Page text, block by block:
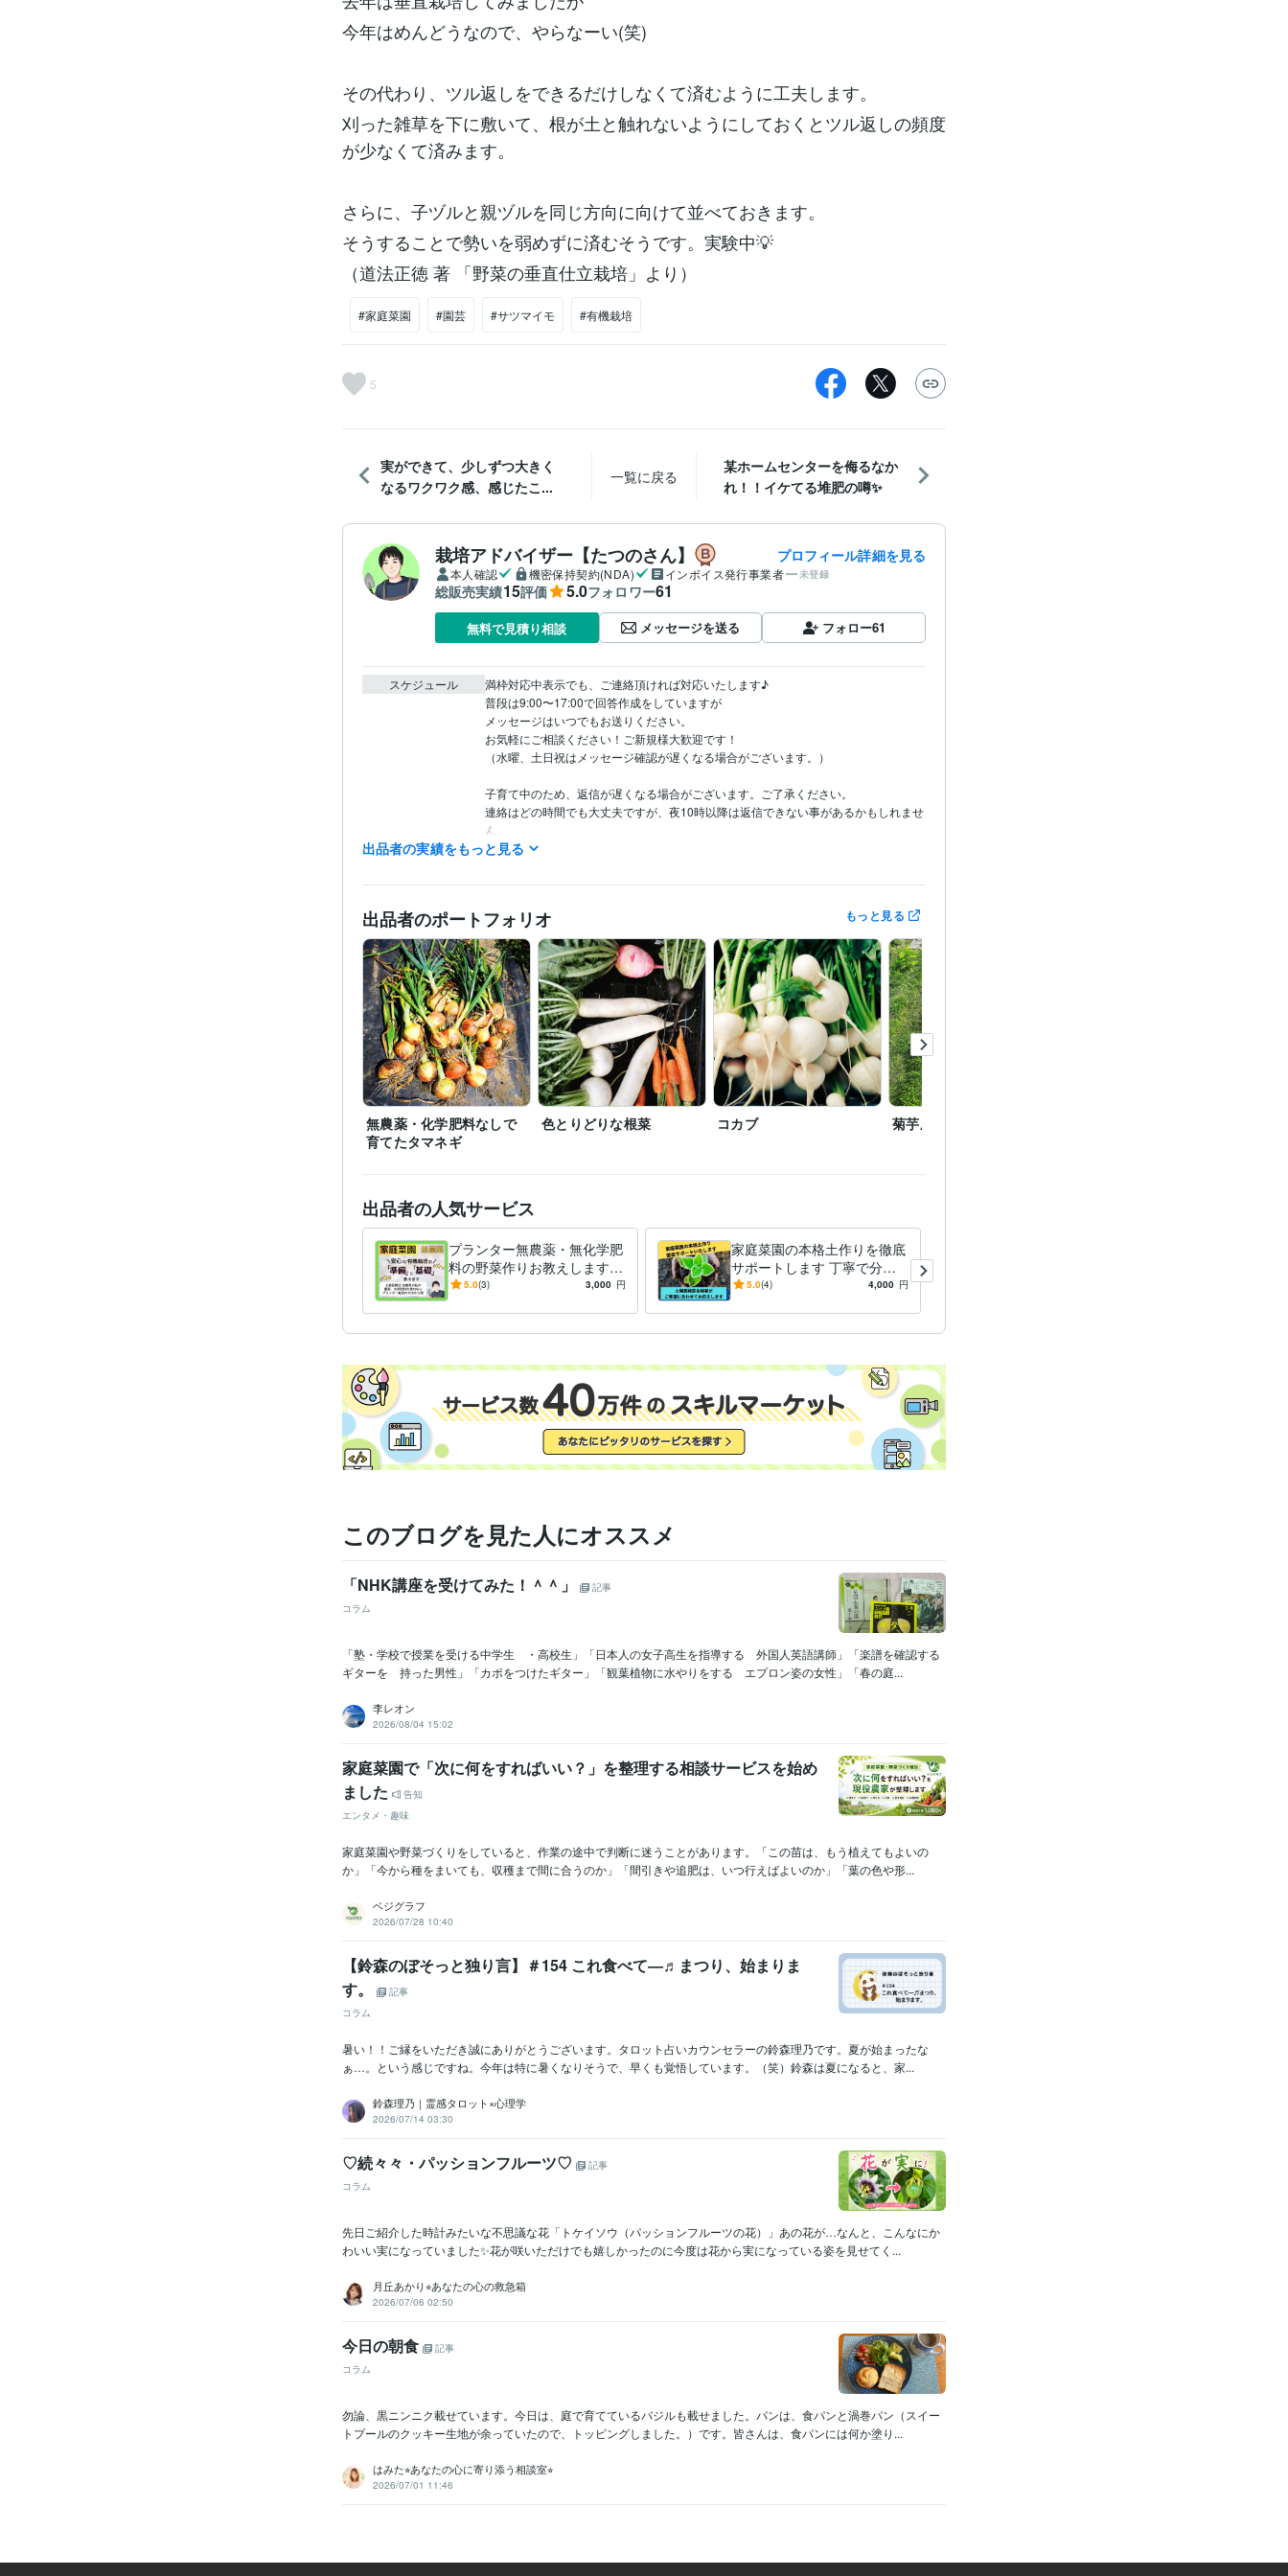
今年はめんどうなので、やらなーい(笑)
その代わり、ツル返しをできるだけしなくて済むように工夫します。
刈った雑草を下に敷いて、根が土と触れないようにしておくとツル返しの頻度
が少なくて済みます。
さらに、子ヅルと親ヅルを同じ方向に向けて並べておきます。
そうすることで勢いを弱めずに済むそうです。実験中💡
（道法正徳 著 「野菜の垂直仕立栽培」より）
#家庭菜園 #園芸 #サツマイモ #有機栽培
5
実ができて、少しずつ大きく
なるワクワク感、感じたこ...
一覧に戻る
某ホームセンターを侮るなか
れ！！イケてる堆肥の噂✨
栽培アドバイザー【たつのさん】 プロフィール詳細を見る
本人確認 機密保持契約(NDA) インボイス発行事業者 未登録
総販売実績15評価 5.0フォロワー61
無料で見積り相談 メッセージを送る フォロー61
スケジュール
満枠対応中表示でも、ご連絡頂ければ対応いたします♪
普段は9:00〜17:00で回答作成をしていますが
メッセージはいつでもお送りください。
お気軽にご相談ください！ご新規様大歓迎です！
（水曜、土日祝はメッセージ確認が遅くなる場合がございます。）
子育て中のため、返信が遅くなる場合がございます。ご了承ください。
連絡はどの時間でも大丈夫ですが、夜10時以降は返信できない事があるかもしれませ
ん。
よろしくお願い致します。
受賞歴 有機栽培はじめてみよう会　講師
資格・検定 マイクロソフト オフィス スペシャリスト（MOS） 取得年 : 2008年
情報処理技術者（基本情報技術者） 取得年 : 2010年
ドローン検定1級 取得年 : 2015年
プログラミング言
語・フレームワーク
C#:3年C#.NET:3年CSS:3年HTML:3年JavaScript:3年PL/SQL:13年SQL:13年
VBA:10年 ASP.NET:3年 jQuery:3年Windows Server:13年 オンプレミス:13年
Microsoft SQL Server:5年Oracle Database:10年Subversion:10年
得意分野 住まい・美容・生活相談 家庭菜園のお悩み相談 栽培の基礎 土作り入門
農業 家庭菜園 無農薬 アドバイス 土作り 野菜 プランター 有機栽培
相談
園芸
Javascript
出品者の実績をもっと見る
出品者のポートフォリオ もっと見る
無農薬・化学肥料なしで
育てたタマネギ
色とりどりな根菜 コカブ 菊芋成長途中
出品者の人気サービス
プランター無農薬・無化学肥
料の野菜作りお教えします
あなたの環境に合った優しい
5.0(3) 3,000 円
家庭菜園の本格土作りを徹底
サポートします 丁寧で分か
りやすく、音声による相談も
5.0(4) 4,000 円
このブログを見た人にオススメ
「NHK講座を受けてみた！＾＾」
記事
コラム
「塾・学校で授業を受ける中学生 ・高校生」「日本人の女子高生を指導する 外国人英語講師」「楽譜を確認する
ギターを 持った男性」「カポをつけたギター」「観葉植物に水やりをする エプロン姿の女性」「春の庭...
李レオン
2026/08/04 15:02
家庭菜園で「次に何をすればいい？」を整理する相談サービスを始め
ました
告知
エンタメ・趣味
家庭菜園や野菜づくりをしていると、作業の途中で判断に迷うことがあります。「この苗は、もう植えてもよいの
か」「今から種をまいても、収穫まで間に合うのか」「間引きや追肥は、いつ行えばよいのか」「葉の色や形...
ベジグラフ
2026/07/28 10:40
【鈴森のぼそっと独り言】＃154 これ食べて―♬まつり、始まりま
す。
記事
コラム
暑い！！ご縁をいただき誠にありがとうございます。タロット占いカウンセラーの鈴森理乃です。夏が始まったな
ぁ…。という感じですね。今年は特に暑くなりそうで、早くも覚悟しています。（笑）鈴森は夏になると、家...
鈴森理乃｜霊感タロット×心理学
2026/07/14 03:30
♡続々々・パッションフルーツ♡
記事
コラム
先日ご紹介した時計みたいな不思議な花「トケイソウ（パッションフルーツの花）」あの花が…なんと、こんなにか
わいい実になっていました✨花が咲いただけでも嬉しかったのに今度は花から実になっている姿を見せてく...
月丘あかり⭐︎あなたの心の救急箱
2026/07/06 02:50
今日の朝食
記事
コラム
勿論、黒ニンニク載せています。今日は、庭で育てているバジルも載せました。パンは、食パンと渦巻パン（スイー
トプールのクッキー生地が余っていたので、トッピングしました。）です。皆さんは、食パンには何か塗り...
はみた⭐︎あなたの心に寄り添う相談室⭐︎
2026/07/01 11:46